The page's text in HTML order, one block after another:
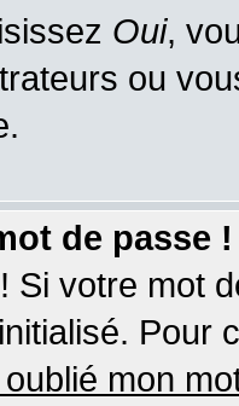
Oui,
ou
de passe !
Si votre mot
Pour
mon